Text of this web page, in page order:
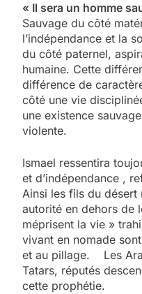
« Il sera un homme
Sauvage du côté
l’indépendance et la
du côté paternel,
humaine. Cette
différence de
côté une vie
une existence
violente.
Ismael ressentira
et d’indépendance ,
Ainsi les fils du désert
autorité en dehors de
méprisent la vie »
vivant en nomade
et au pillage. Les
Tatars, réputés
cette prophétie.